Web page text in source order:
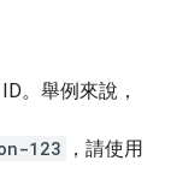
。舉例來說，
123
，請使用